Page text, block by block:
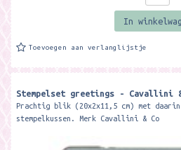
In
Toevoegen aan verlanglijstje
Stempelset greetings - Cavallini
Prachtig blik (20x2x11,5 cm) met
stempelkussen. Merk Cavallini & Co